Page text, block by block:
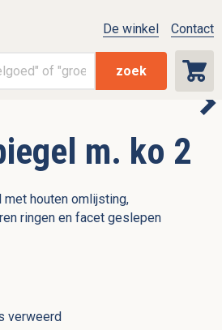
zoek
De winkel Contact
m. ko 2
houten omlijsting,
ringen en facet geslepen
verweerd